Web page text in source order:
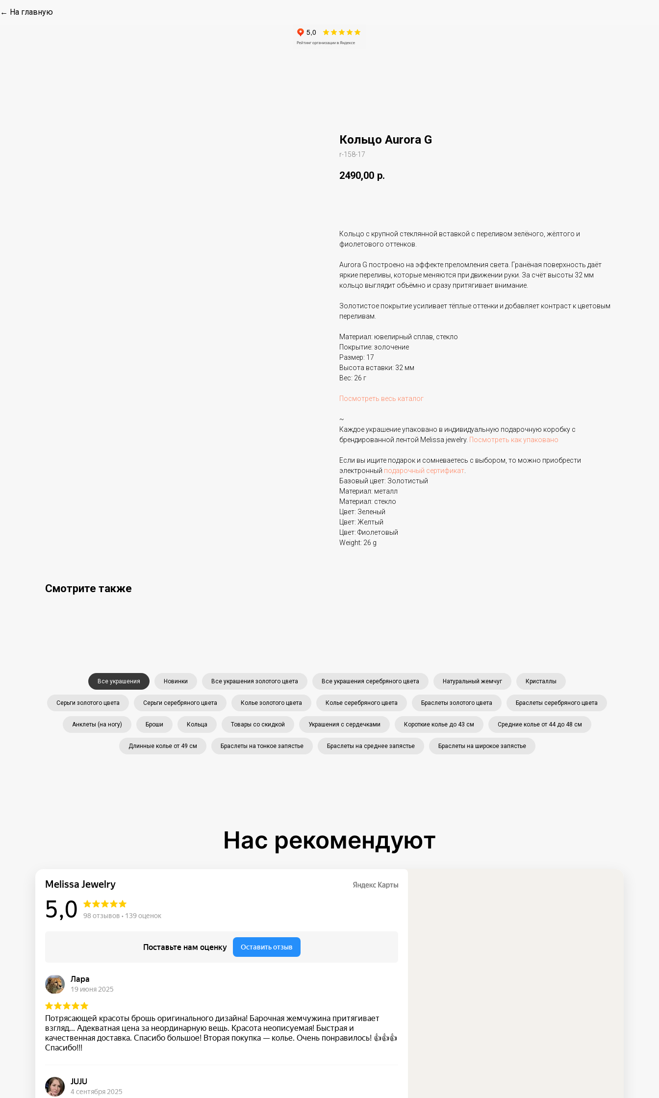
← На главную
Кольцо Aurora G
r-158-17
2490,00 р.
Кольцо с крупной стеклянной вставкой с переливом зелёного, жёлтого и
фиолетового оттенков.
Aurora G построено на эффекте преломления света. Гранёная поверхность даёт
яркие переливы, которые меняются при движении руки. За счёт высоты 32 мм
кольцо выглядит объёмно и сразу притягивает внимание.
Золотистое покрытие усиливает тёплые оттенки и добавляет контраст к цветовым
переливам.
Материал: ювелирный сплав, стекло
Покрытие: золочение
Размер: 17
Высота вставки: 32 мм
Вес: 26 г
Посмотреть весь каталог
~
Каждое украшение упаковано в индивидуальную подарочную коробку с
брендированной лентой Melissa jewelry. Посмотреть как упаковано
Если вы ищите подарок и сомневаетесь с выбором, то можно приобрести
электронный подарочный сертификат.
Базовый цвет: Золотистый
Материал: металл
Материал: стекло
Цвет: Зеленый
Цвет: Желтый
Цвет: Фиолетовый
Weight: 26 g
Смотрите также
Все украшения Новинки Все украшения золотого цвета Все украшения серебряного цвета Натуральный жемчуг Кристаллы
Серьги золотого цвета Серьги серебряного цвета Колье золотого цвета Колье серебряного цвета Браслеты золотого цвета Браслеты серебряного цвета
Анклеты (на ногу) Броши Кольца Товары со скидкой Украшения с сердечками Короткие колье до 43 см Средние колье от 44 до 48 см
Длинные колье от 49 см Браслеты на тонкое запястье Браслеты на среднее запястье Браслеты на широкое запястье
Нас рекомендуют